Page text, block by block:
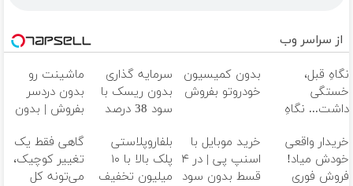
از سراسر وب
نگاهِ قبل،
خستگی
داشت... نگاهِ
🌸 بلفا با 25%
تخفیف
بدون کمیسیون
خودروتو بفروش
سرمایه گذاری
بدون ریسک با
سود 38 درصد
ماشینت رو
بدون دردسر
بفروش | بدون
خریدار واقعی
خودش میاد!
فروش فوری
خرید موبایل با
اسنپ پی | در ۴
قسط بدون سود
بلفاروپلاستی
پلک بالا با ۱۰
میلیون تخفیف
گاهی فقط یک
تغییر کوچیک،
می‌تونه کل